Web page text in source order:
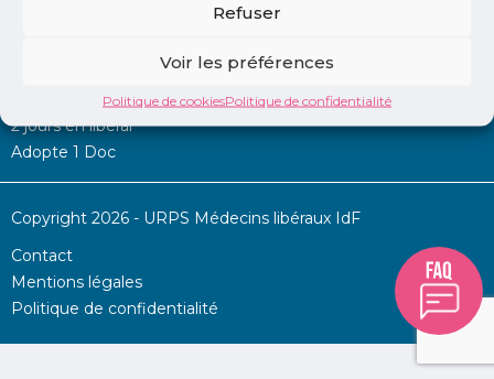
Refuser
Voir les préférences
Politique de cookiesPolitique de confidentialité
Permanence d’aide à l’installation
2 jours en libéral
Adopte 1 Doc
Copyright 2026 - URPS Médecins libéraux IdF
Contact
Mentions légales
Politique de confidentialité